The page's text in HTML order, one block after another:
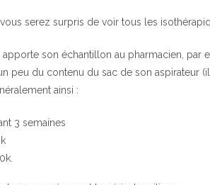
serez surpris de voir tous les
son échantillon au pharmacien, par
peu du contenu du sac de son aspirateur
ainsi :
3 semaines